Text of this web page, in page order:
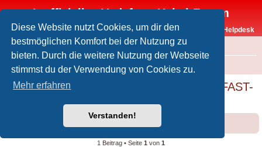
Diese Website nutzt Cookies, um dir den
bestmöglichen Komfort bei der Nutzung zu
bieten. Durch die weitere Nutzung der Webseite
stimmst du der Verwendung von Cookies zu.
Mehr erfahren
Verstanden!
Inoffizielles Vodafone-Kabel-Forum
Vodafone-Kabel-Helpdesk
FAQ
Foren-Übersicht Offtopic
ARD Plus und High View starten weiteren FAST-
1 Beitrag • Seite 1 von 1